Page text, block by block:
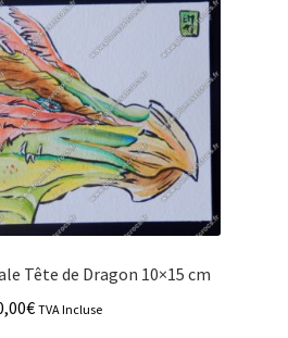
Tête de Dragon 10×15 cm
€ TVA Incluse